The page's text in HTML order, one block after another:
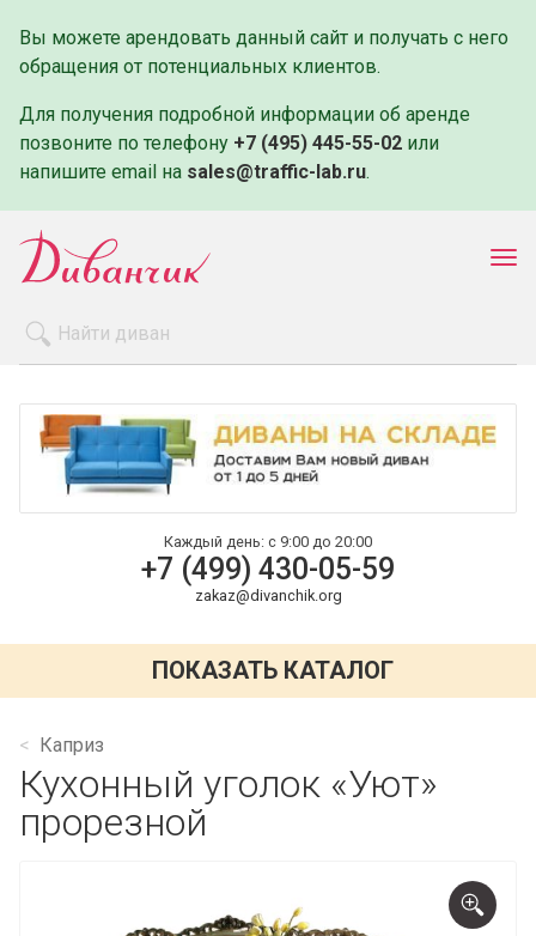
Вы можете арендовать данный сайт и получать с него
обращения от потенциальных клиентов.
Для получения подробной информации об аренде
позвоните по телефону +7 (495) 445-55-02 или
напишите email на sales@traffic-lab.ru.
Оплата и доставка
Контакты
Каждый день: с 9:00 до 20:00
+7 (499) 430-05-59
zakaz@divanchik.org
ПОКАЗАТЬ КАТАЛОГ
Каприз
Кухонный уголок «Уют»
прорезной